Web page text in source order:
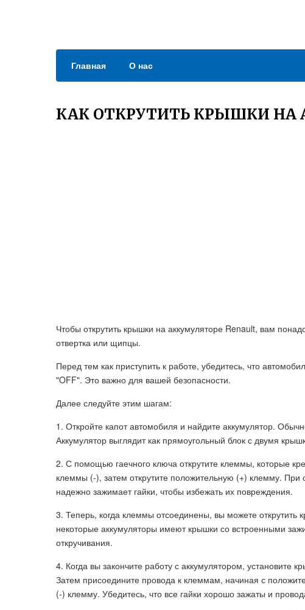
Главная О нас
КАК ОТКРУТИТЬ КРЫШКИ НА
Чтобы открутить крышки на аккумуляторе Renault, вам
отвертка или щипцы.
Перед тем как приступить к работе, убедитесь, что
"OFF". Это важно для вашей безопасности.
Далее следуйте этим шагам:
1. Откройте капот автомобиля и найдите аккумулятор.
Аккумулятор выглядит как прямоугольный блок с двумя
2. С помощью гаечного ключа открутите клеммы, которые
клеммы (-), затем открутите положительную (+) клемму. При
надежно зажимает гайки, чтобы избежать их повреждения.
3. Теперь, когда клеммы отсоединены, вы можете открутить
некоторые аккумуляторы имеют крышки со встроенными
откручивания.
4. Когда вы закончите работу с аккумулятором, установите
Затем присоедините провода к клеммам, начиная с
(-) клемму. Убедитесь, что все гайки хорошо зажаты и